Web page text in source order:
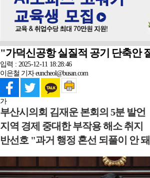
"가덕신공항 실질적 공기 단축안
입력 : 2025-12-11 18:28:46
이은철 기자 euncheol@busan.com
가
부산시의회 김재운 본회의 5분 발언
지역 경제 중대한 부작용 해소 취지
반선호 "과거 행정 혼선 되풀이 안